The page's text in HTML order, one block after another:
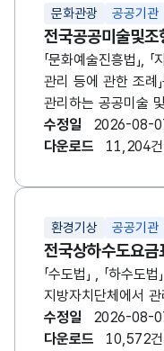
1등, 2등, 3등으로
적중시키는 방식입
요청메세지 경마장
자료를 조회할 수 있
문화관광 공공기관
전국공공미술및조
「문화예술진흥법」,
관리 등에 관한 조례
관리하는 공공미술
수정일
2026-08-
다운로드
11,204건
환경기상 공공기관
전국상하수도요금
「수도법」 , 「하수도
지방자치단체에서
수정일
2026-08-
다운로드
10,572건